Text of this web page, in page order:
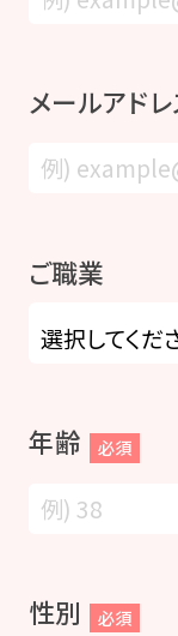
メールアド
ご職業
年齢 必須
性別 必須